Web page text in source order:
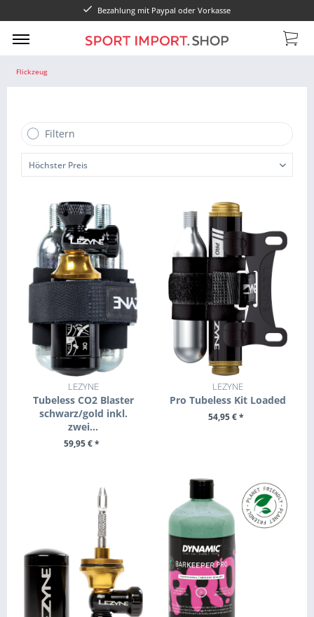
Bezahlung mit Paypal oder Vorkasse
Flickzeug
Filtern
LEZYNE
Tubeless CO2 Blaster
schwarz/gold inkl.
zwei...
59,95 € *
LEZYNE
Pro Tubeless Kit Loaded
54,95 € *